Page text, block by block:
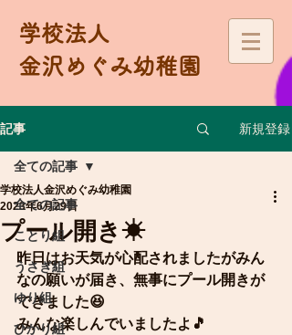
学校法人
金沢めぐみ幼稚園
記事 新規登録
全ての記事
ことり組
うさぎ組
ゆり組
ひかり組
全ての記事
プール開き☀
学校法人金沢めぐみ幼稚園
2023年6月29日
昨日はお天気が心配されましたがみん
なの願いが届き、無事にプール開きが
できました😆
みんな楽しんでいましたよ🎵